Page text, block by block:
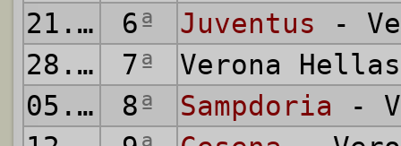
21.11.1976
6ª Juventus -
28.11.1976
7ª
Verona
05.12.1976
8ª Sampdoria -